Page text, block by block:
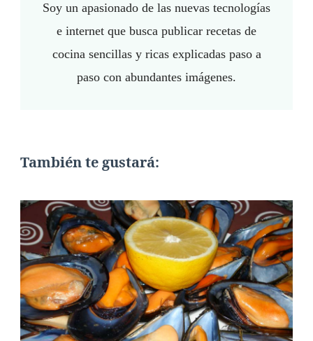
Soy un apasionado de las nuevas tecnologías
e internet que busca publicar recetas de
cocina sencillas y ricas explicadas paso a
paso con abundantes imágenes.
También te gustará: